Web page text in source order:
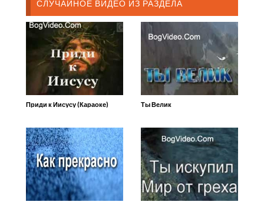
СЛУЧАЙНОЕ ВИДЕО ИЗ РАЗДЕЛА
Приди к Иисусу (Караоке) Ты Велик